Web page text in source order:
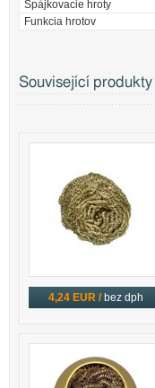
Spájkovacie hroty
Funkcia hrotov
Související produkty
4,24 EUR /bez dph